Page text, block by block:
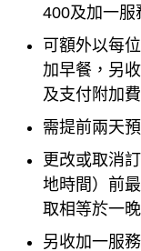
400及加一服
可額外以每
加早餐，另
及支付附加費
需提前兩天
更改或取消
地時間）前
取相等於一
另收加一服